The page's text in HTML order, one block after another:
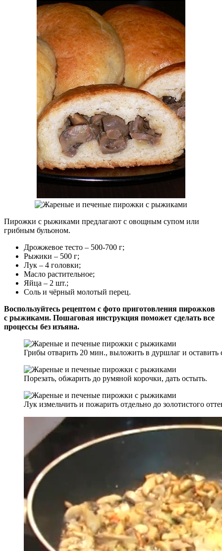
Пирожки с рыжиками предлагают с овощным супом или
грибным бульоном.
Дрожжевое тесто – 500-700 г;
Рыжики – 500 г;
Лук – 4 головки;
Масло растительное;
Яйца – 2 шт.;
Соль и чёрный молотый перец.
Воспользуйтесь рецептом с фото приготовления пирожков
с рыжиками. Пошаговая инструкция поможет сделать все
процессы без изъяна.
Грибы отварить 20 мин., выложить в дуршлаг и оставить
Порезать, обжарить до румяной корочки, дать остыть.
Лук измельчить и пожарить отдельно до золотистого